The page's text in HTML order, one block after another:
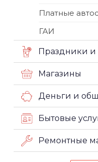
Платные
ГАИ
Праздники и
Магазины
Деньги и
Бытовые
Ремонтные